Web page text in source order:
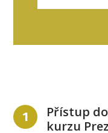
1
Přístup
kurzu